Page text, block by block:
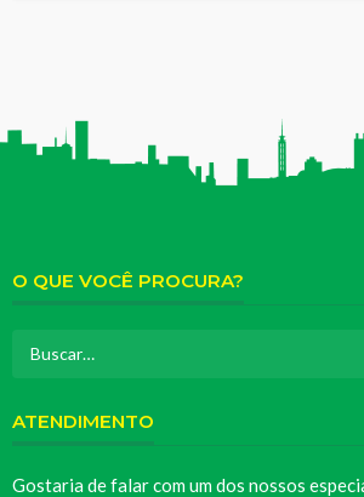
O QUE VOCÊ PROCURA?
ATENDIMENTO
Gostaria de falar com um dos nossos